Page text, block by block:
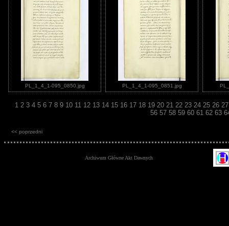
PL_1_4_1-095_0850.jpg PL_1_4_1-095_0851.jpg
1 2 3 4 5 6 7 8 9 10 11 12 13 14 15 16 17 18 19 20 21 22 23 24 25 26
56 57 58 59 60 61 62 63
<< poprzedni
Archiwum Główne Akt Dawnych